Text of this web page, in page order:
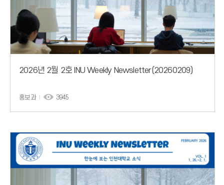
2026년 2월 2호 INU Weekly Newsletter(20260209)
홍보과 3945